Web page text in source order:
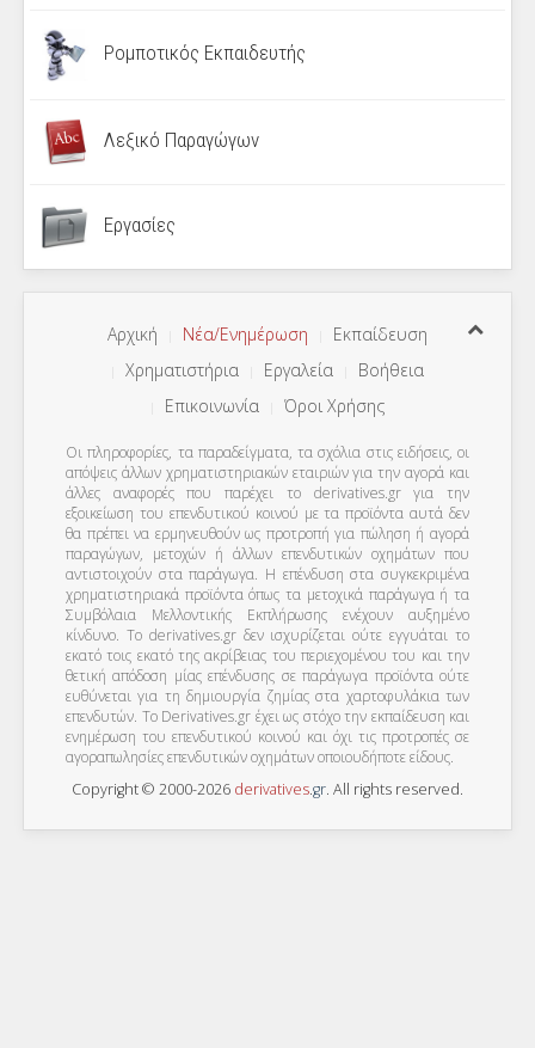
Ρομποτικός Εκπαιδευτής
Λεξικό Παραγώγων
Εργασίες
Αρχική Νέα/Ενημέρωση
Εκπαίδευση
Χρηματιστήρια
Εργαλεία
Βοήθεια
Επικοινωνία
Όροι Χρήσης
Οι πληροφορίες, τα παραδείγματα, τα σχόλια στις ειδήσεις, οι
απόψεις άλλων χρηματιστηριακών εταιριών για την αγορά και
άλλες αναφορές που παρέχει το derivatives.gr για την
εξοικείωση του επενδυτικού κοινού με τα προϊόντα αυτά δεν
θα πρέπει να ερμηνευθούν ως προτροπή για πώληση ή αγορά
παραγώγων, μετοχών ή άλλων επενδυτικών οχημάτων που
αντιστοιχούν στα παράγωγα. Η επένδυση στα συγκεκριμένα
χρηματιστηριακά προϊόντα όπως τα μετοχικά παράγωγα ή τα
Συμβόλαια Μελλοντικής Εκπλήρωσης ενέχουν αυξημένο
κίνδυνο. Το derivatives.gr δεν ισχυρίζεται ούτε εγγυάται το
εκατό τοις εκατό της ακρίβειας του περιεχομένου του και την
θετική απόδοση μίας επένδυσης σε παράγωγα προϊόντα ούτε
ευθύνεται για τη δημιουργία ζημίας στα χαρτοφυλάκια των
επενδυτών. To Derivatives.gr έχει ως στόχο την εκπαίδευση και
ενημέρωση του επενδυτικού κοινού και όχι τις προτροπές σε
αγοραπωλησίες επενδυτικών οχημάτων οποιουδήποτε είδους.
Copyright © 2000-2026 derivatives.gr. All rights reserved.